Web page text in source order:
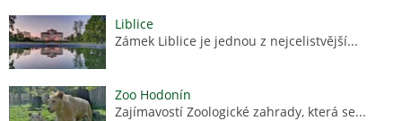
Liblice
Zámek Liblice je jednou z nejcelistvější...
Zoo Hodonín
Zajímavostí Zoologické zahrady, která se...